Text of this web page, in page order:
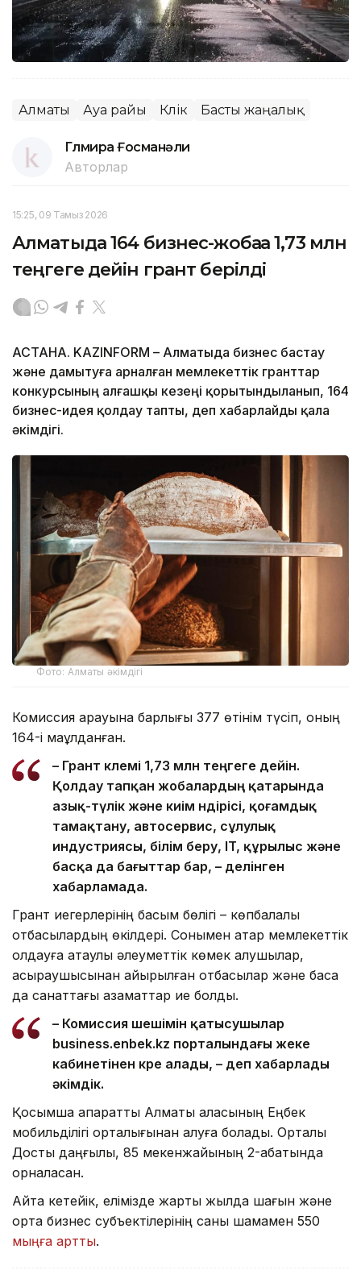
Алматы Ауа райы Көлік Басты жаңалық
Гүлмира Ғосманәли
Авторлар
15:25, 09 Тамыз 2026
Алматыда 164 бизнес-жобаға 1,73 млн
теңгеге дейін грант берілді
АСТАНА. KAZINFORM – Алматыда бизнес бастау
және дамытуға арналған мемлекеттік гранттар
конкурсының алғашқы кезеңі қорытындыланып, 164
бизнес-идея қолдау тапты, деп хабарлайды қала
әкімдігі.
Фото: Алматы әкімдігі
Комиссия қарауына барлығы 377 өтінім түсіп, оның
164-і мақұлданған.
– Грант көлемі 1,73 млн теңгеге дейін.
Қолдау тапқан жобалардың қатарында
азық-түлік және киім өндірісі, қоғамдық
тамақтану, автосервис, сұлулық
индустриясы, білім беру, IT, құрылыс және
басқа да бағыттар бар, – делінген
хабарламада.
Грант иегерлерінің басым бөлігі – көпбалалы
отбасылардың өкілдері. Сонымен қатар мемлекеттік
қолдауға атаулы әлеуметтік көмек алушылар,
асыраушысынан айырылған отбасылар және басқа
да санаттағы азаматтар ие болды.
– Комиссия шешімін қатысушылар
business.enbek.kz порталындағы жеке
кабинетінен көре алады, – деп хабарлады
әкімдік.
Қосымша ақпаратты Алматы қаласының Еңбек
мобильділігі орталығынан алуға болады. Орталық
Достық даңғылы, 85 мекенжайының 2-қабатында
орналасқан.
Айта кетейік, елімізде жарты жылда шағын және
орта бизнес субъектілерінің саны шамамен 550
мыңға артты.